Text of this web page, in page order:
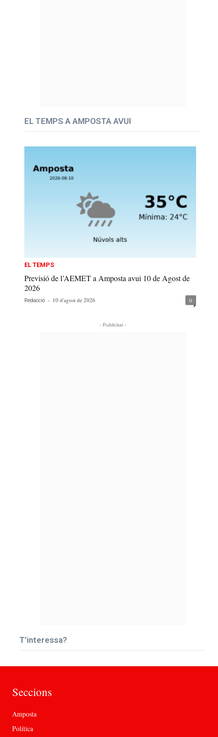
EL TEMPS A AMPOSTA AVUI
EL TEMPS
Previsió de l’AEMET a Amposta avui 10 de Agost de
2026
Redacció - 10 d'agost de 2026 0
- Publicitat -
T’interessa?
Seccions
Amposta
Política